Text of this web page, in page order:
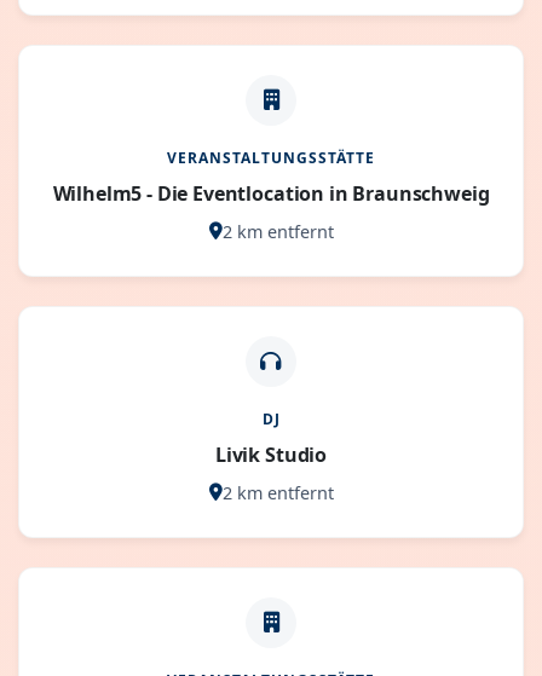
VERANSTALTUNGSSTÄTTE
Wilhelm5 - Die Eventlocation in Braunschweig
2 km entfernt
DJ
Livik Studio
2 km entfernt